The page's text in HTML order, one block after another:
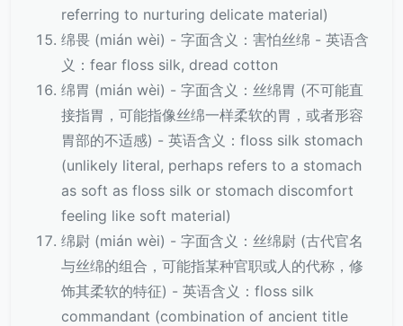
referring to nurturing delicate material)
绵畏 (mián wèi) - 字面含义：害怕丝绵 - 英语含
义：fear floss silk, dread cotton
绵胃 (mián wèi) - 字面含义：丝绵胃 (不可能直
接指胃，可能指像丝绵一样柔软的胃，或者形容
胃部的不适感) - 英语含义：floss silk stomach
(unlikely literal, perhaps refers to a stomach
as soft as floss silk or stomach discomfort
feeling like soft material)
绵尉 (mián wèi) - 字面含义：丝绵尉 (古代官名
与丝绵的组合，可能指某种官职或人的代称，修
饰其柔软的特征) - 英语含义：floss silk
commandant (combination of ancient title